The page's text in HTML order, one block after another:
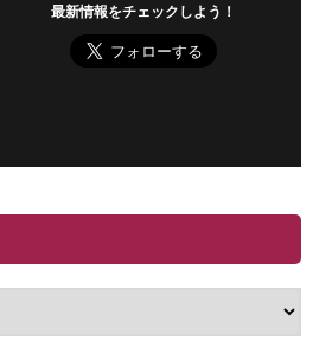
最新情報をチェックしよう！